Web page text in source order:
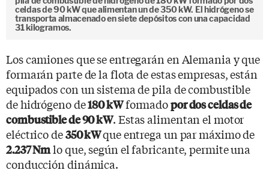
celdas de 90 kW que alimentan un de 350 kW. El hidrógeno se
transporta almacenado en siete depósitos con una capacidad
31 kilogramos.
Los camiones que se entregarán en Alemania y que
formarán parte de la flota de estas empresas, están
equipados con un sistema de pila de combustible
de hidrógeno de180 kWformadopor dos celdas de
combustible de 90 kW. Estas alimentan el motor
eléctrico de350 kWque entrega un par máximo de
2.237 Nmlo que, según el fabricante, permite una
conducción dinámica.